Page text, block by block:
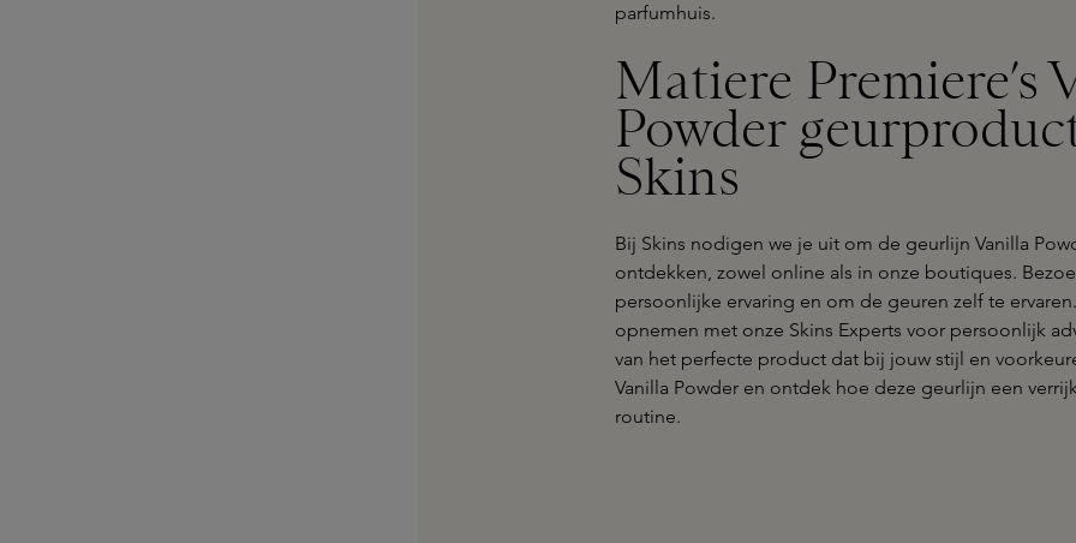
parfumhuis.
Matiere Premiere’s
Powder
Skins
Bij Skins nodigen we je uit om de geurlijn Vanilla
ontdekken, zowel online als in onze boutiques.
persoonlijke ervaring en om de geuren zelf te
opnemen met onze Skins Experts voor persoonlijk
van het perfecte product dat bij jouw stijl en
Vanilla Powder en ontdek hoe deze geurlijn een
routine.